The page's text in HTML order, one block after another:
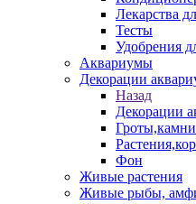
Лекарства
Тесты
Удобрения
Аквариумы
Декорации
Назад
Декорации
Гроты,камни
Фон
Живые растения
Живые рыбы,